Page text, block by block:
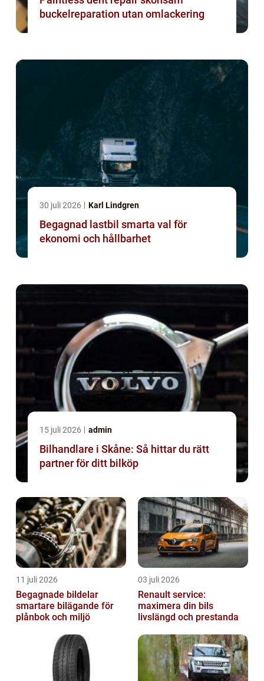
buckelreparation utan omlackering
30 juli 2026 Karl Lindgren
Begagnad lastbil smarta val för
ekonomi och hållbarhet
15 juli 2026 admin
Bilhandlare i Skåne: Så hittar du rätt
partner för ditt bilköp
11 juli 2026
Begagnade bildelar
smartare bilägande för
plånbok och miljö
03 juli 2026
Renault service:
maximera din bils
livslängd och prestanda